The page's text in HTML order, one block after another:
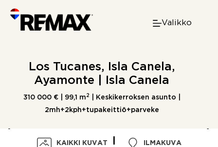
content
Valikko
Los Tucanes, Isla Canela,
Ayamonte | Isla Canela
310 000 € | 99,1 m 2 | Keskikerroksen asunto |
2mh+2kph+tupakeittiö+parveke
KAIKKI KUVAT ILMAKUVA